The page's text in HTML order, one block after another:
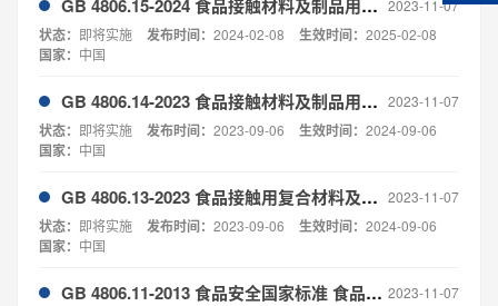
GB 4806.15-2024 食品接触材料及制品用黏合剂 2023-11-07
状态： 即将实施 发布时间： 2024-02-08 生效时间： 2025-02-08
国家： 中国
GB 4806.14-2023 食品接触材料及制品用油墨 2023-11-07
状态： 即将实施 发布时间： 2023-09-06 生效时间： 2024-09-06
国家： 中国
GB 4806.13-2023 食品接触用复合材料及制品 2023-11-07
状态： 即将实施 发布时间： 2023-09-06 生效时间： 2024-09-06
国家： 中国
GB 4806.11-2013 食品安全国家标准 食品接触用橡胶材料及制品 2023-11-07